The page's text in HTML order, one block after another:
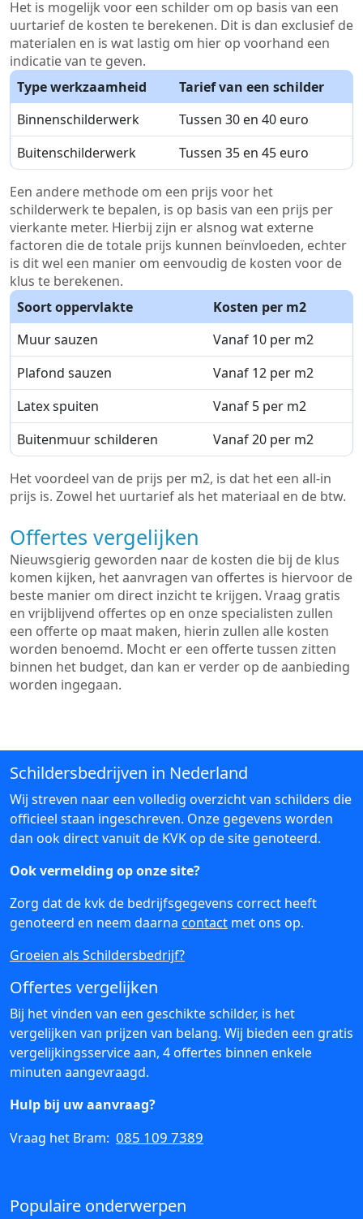
Het is mogelijk voor een schilder om op basis van een
uurtarief de kosten te berekenen. Dit is dan exclusief de
materialen en is wat lastig om hier op voorhand een
indicatie van te geven.
Type werkzaamheid
Tarief van een schilder
Binnenschilderwerk
Tussen 30 en 40 euro
Buitenschilderwerk
Tussen 35 en 45 euro
Een andere methode om een prijs voor het
schilderwerk te bepalen, is op basis van een prijs per
vierkante meter. Hierbij zijn er alsnog wat externe
factoren die de totale prijs kunnen beïnvloeden, echter
is dit wel een manier om eenvoudig de kosten voor de
klus te berekenen.
Soort oppervlakte
Kosten per m2
Muur sauzen
Vanaf 10 per m2
Plafond sauzen
Vanaf 12 per m2
Latex spuiten
Vanaf 5 per m2
Buitenmuur schilderen
Vanaf 20 per m2
Het voordeel van de prijs per m2, is dat het een all-in
prijs is. Zowel het uurtarief als het materiaal en de btw.
Offertes vergelijken
Nieuwsgierig geworden naar de kosten die bij de klus
komen kijken, het aanvragen van offertes is hiervoor de
beste manier om direct inzicht te krijgen. Vraag gratis
en vrijblijvend offertes op en onze specialisten zullen
een offerte op maat maken, hierin zullen alle kosten
worden benoemd. Mocht er een offerte tussen zitten
binnen het budget, dan kan er verder op de aanbieding
worden ingegaan.
Schildersbedrijven in Nederland
Wij streven naar een volledig overzicht van schilders die
officieel staan ingeschreven. Onze gegevens worden
dan ook direct vanuit de KVK op de site genoteerd.
Ook vermelding op onze site?
Zorg dat de kvk de bedrijfsgegevens correct heeft
genoteerd en neem daarna contact met ons op.
Groeien als Schildersbedrijf?
Offertes vergelijken
Bij het vinden van een geschikte schilder, is het
vergelijken van prijzen van belang. Wij bieden een gratis
vergelijkingsservice aan, 4 offertes binnen enkele
minuten aangevraagd.
Hulp bij uw aanvraag?
Vraag het Bram: 085 109 7389
Populaire onderwerpen